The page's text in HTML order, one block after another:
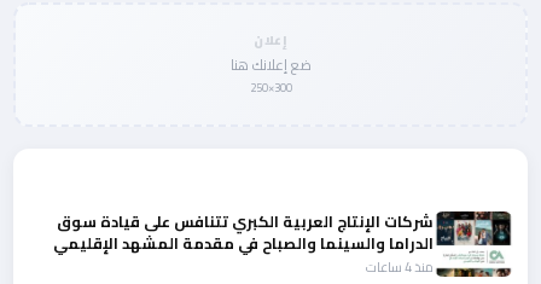
إعلان
ضع إعلانك هنا
300×250
شركات الإنتاج العربية الكبري تتنافس على قيادة سوق
الدراما والسينما والصباح في مقدمة المشهد الإقليمي
منذ 4 ساعات